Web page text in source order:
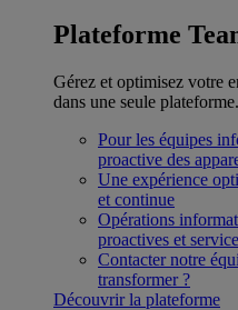
Plateforme
Gérez et optimisez votre
dans une seule plateforme.
Pour les équipes
proactive des
Une expérience
et continue
Opérations
proactives et
Contacter notre
transformer ?
Découvrir la plateforme